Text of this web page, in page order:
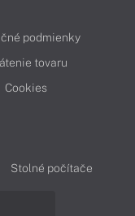
podmienky
tovaru
Cookies
Stolné počítače